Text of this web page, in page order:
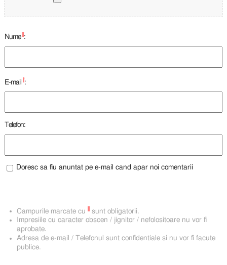
Nume :
E-mail :
Telefon:
Doresc sa fiu anuntat pe e-mail cand apar noi comentarii
Campurile marcate cu
sunt obligatorii.
Impresiile cu caracter obscen / jignitor / nefolositoare nu vor fi
aprobate.
Adresa de e-mail / Telefonul sunt confidentiale si nu vor fi facute
publice.